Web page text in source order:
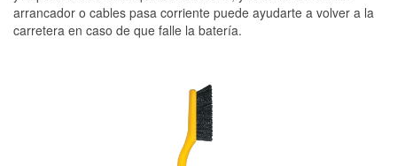
arrancador o cables pasa corriente puede ayudarte a volver a la
carretera en caso de que falle la batería.